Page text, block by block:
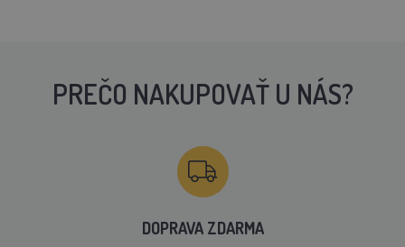
PREČO NAKUPOVAŤ U NÁS?
DOPRAVA ZDARMA